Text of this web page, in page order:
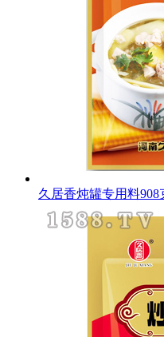
久居香炖罐专用料908